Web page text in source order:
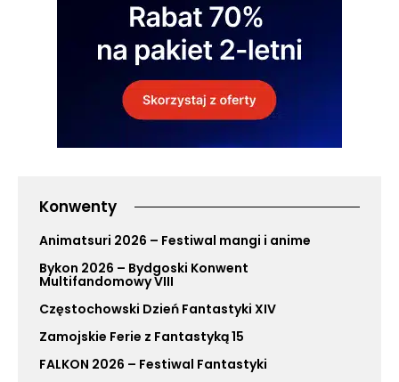
Konwenty
Animatsuri 2026 – Festiwal mangi i anime
Bykon 2026 – Bydgoski Konwent
Multifandomowy VIII
Częstochowski Dzień Fantastyki XIV
Zamojskie Ferie z Fantastyką 15
FALKON 2026 – Festiwal Fantastyki